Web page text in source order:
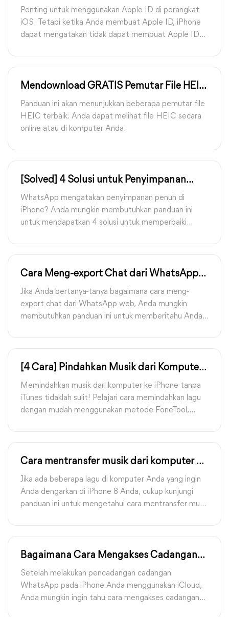
Membuat Apple ID Saat Ini
Penting untuk menggunakan Apple ID di perangkat
iOS. Tetapi ketika Anda membuat Apple ID, iPhone
dapat mengatakan tidak dapat membuat Apple ID
Mendownload GRATIS Pemutar File HEIC
| Windows 11, 10, 8, 7
Panduan ini akan menunjukkan beberapa pemutar file
HEIC terbaik. Anda dapat melihat file HEIC secara
online atau di komputer Anda.
[Solved] 4 Solusi untuk Penyimpanan
WhatsApp Penuh di iPhone
WhatsApp mengatakan penyimpanan penuh di
iPhone? Anda mungkin membutuhkan panduan ini
untuk mendapatkan 4 solusi untuk memperbaiki
Cara Meng-export Chat dari WhatsApp
Web
Jika Anda bertanya-tanya bagaimana cara meng-
export chat dari WhatsApp web, Anda mungkin
membutuhkan panduan ini untuk memberitahu Anda
[4 Cara] Pindahkan Musik dari Komputer
ke iPhone tanpa iTunes
Memindahkan musik dari komputer ke iPhone tanpa
iTunes tidaklah sulit! Pelajari cara memindahkan lagu
dengan mudah menggunakan metode FoneTool,
Cara mentransfer musik dari komputer ke
iPhone 8/8 Plus
Jika ada beberapa lagu di komputer Anda yang ingin
Anda dengarkan di iPhone 8 Anda, cukup kunjungi
panduan ini untuk mengetahui cara mentransfer musik
Bagaimana Cara Mengakses Cadangan
WhatsApp di iCloud
Setelah melakukan pencadangan cadangan
WhatsApp pada iPhone Anda menggunakan iCloud,
Anda mungkin ingin tahu cara mengakses cadangan